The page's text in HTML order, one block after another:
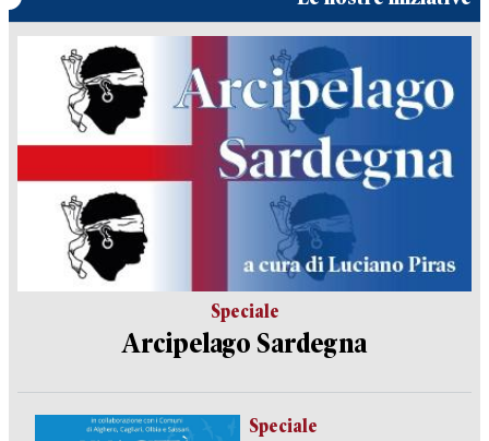
Speciale
Arcipelago Sardegna
Speciale